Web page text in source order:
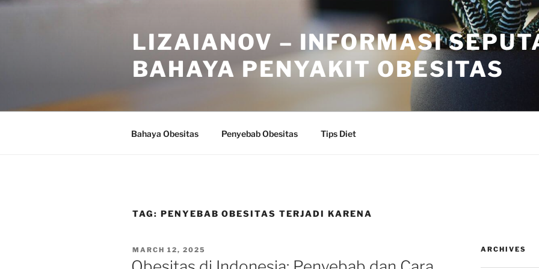
Skip
LIZAIANOV – INFORMASI
BAHAYA PENYAKIT OBESITAS
Bahaya Obesitas Penyebab Obesitas Tips Diet
TAG: PENYEBAB OBESITAS TERJADI KARENA
POSTED
ON
MARCH 12, 2025 ARCHIVES